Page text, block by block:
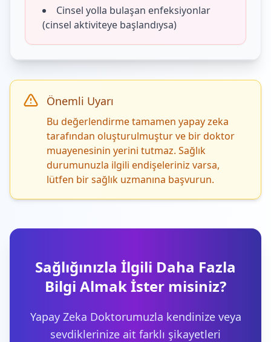
Cinsel yolla bulaşan enfeksiyonlar
(cinsel aktiviteye başlandıysa)
Önemli Uyarı
Bu değerlendirme tamamen yapay zeka
tarafından oluşturulmuştur ve bir doktor
muayenesinin yerini tutmaz. Sağlık
durumunuzla ilgili endişeleriniz varsa,
lütfen bir sağlık uzmanına başvurun.
Sağlığınızla İlgili Daha Fazla
Bilgi Almak İster misiniz?
Yapay Zeka Doktorumuzla kendinize veya
sevdiklerinize ait farklı şikayetleri